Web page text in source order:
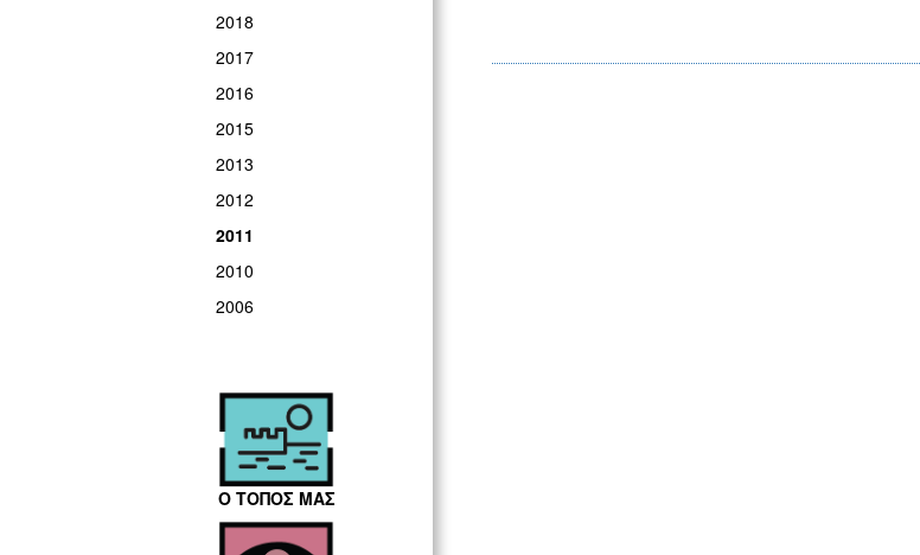
2018
2017
2016
2015
2013
2012
2011
2010
2006
Ο ΤΟΠΟΣ ΜΑΣ